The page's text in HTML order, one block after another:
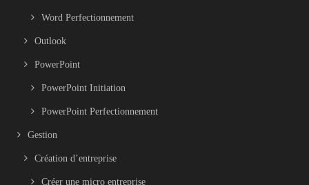
Word Perfectionnement
Outlook
PowerPoint
PowerPoint Initiation
PowerPoint Perfectionnement
Gestion
Création d’entreprise
Créer une micro entreprise